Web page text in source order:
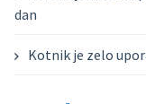
dan
Kotnik je zelo